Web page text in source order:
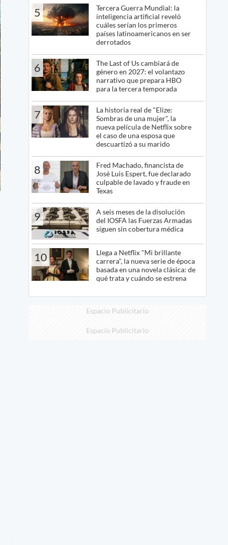
5
Tercera Guerra Mundial: la
inteligencia artificial reveló
cuáles serían los primeros
países latinoamericanos en ser
derrotados
6
The Last of Us cambiará de
género en 2027: el volantazo
narrativo que prepara HBO
para la tercera temporada
7
La historia real de "Elize:
Sombras de una mujer", la
nueva película de Netflix sobre
el caso de una esposa que
descuartizó a su marido
8
Fred Machado, financista de
José Luis Espert, fue declarado
culpable de lavado y fraude en
Texas
9
A seis meses de la disolución
del IOSFA las Fuerzas Armadas
siguen sin cobertura médica
10
Llega a Netflix "Mi brillante
carrera", la nueva serie de época
basada en una novela clásica: de
qué trata y cuándo se estrena
Espacio Publicitario
Espacio Publicitario